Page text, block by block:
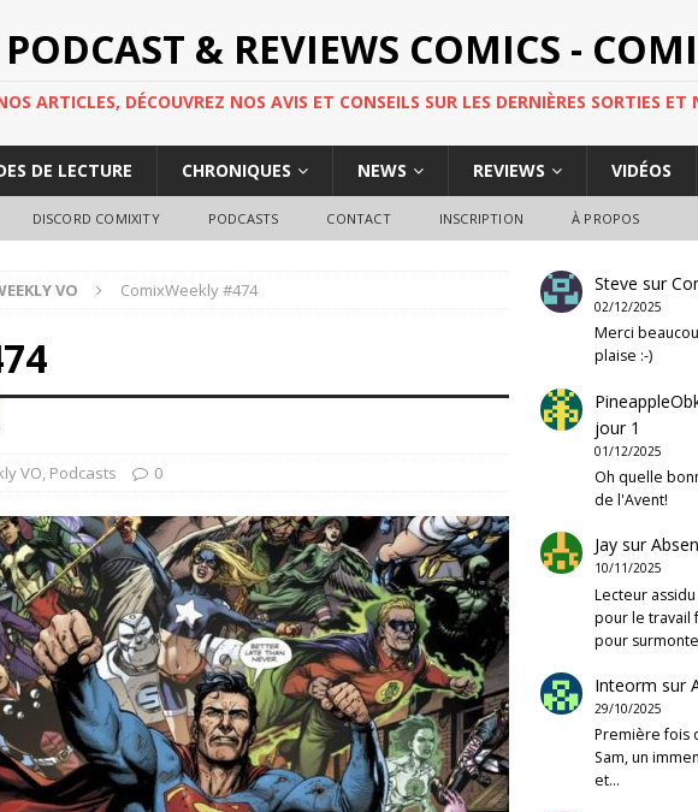
& REVIEWS COMICS -
ARTICLES, DÉCOUVREZ NOS AVIS ET CONSEILS SUR LES DERNIÈRES SORTIES ET
DE LECTURE CHRONIQUES NEWS REVIEWS VIDÉOS
DISCORD COMIXITY PODCASTS CONTACT INSCRIPTION À PROPOS
VO ComixWeekly #474
VO, Podcasts 0
Steve sur
02/12/2025
Merci
plaise :-)
jour 1
01/12/2025
Oh quelle
de l'Avent!
Jay sur
10/11/2025
Lecteur
pour le travail
pour
Inteorm sur
29/10/2025
Première fois
Sam, un
et…